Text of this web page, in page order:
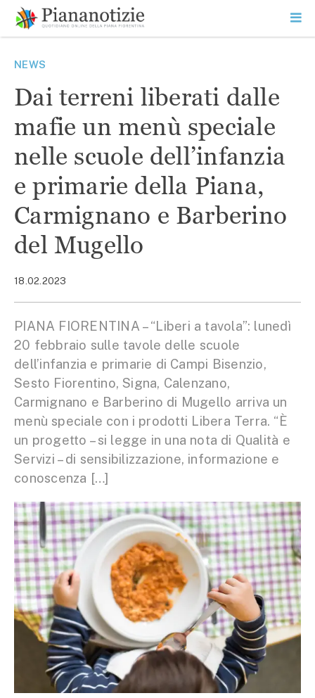
contenuto
SEARCH
NEWS
Dai terreni liberati dalle
mafie un menù speciale
nelle scuole dell’infanzia
e primarie della Piana,
Carmignano e Barberino
del Mugello
18.02.2023
PIANA FIORENTINA – “Liberi a tavola”: lunedì
20 febbraio sulle tavole delle scuole
dell’infanzia e primarie di Campi Bisenzio,
Sesto Fiorentino, Signa, Calenzano,
Carmignano e Barberino di Mugello arriva un
menù speciale con i prodotti Libera Terra. “È
un progetto – si legge in una nota di Qualità e
Servizi – di sensibilizzazione, informazione e
conoscenza […]